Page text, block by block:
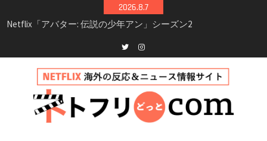
to
2026.8.7
シーズン3最新情報
Netflix映画「ボイスメールで恋をして」キャス
イッチ主演ロマコメ
新決定！2027年撮影開始へ
兄弟大騒動のコメディ映画「リトル・ブラザ
ー」がNetflixで配信！─キャスト・あらすじ・
見どころまとめ
Twitterinstagram